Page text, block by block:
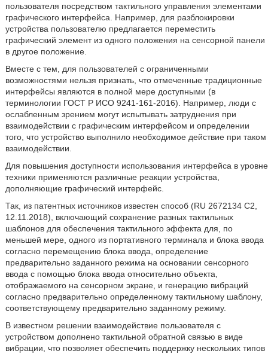
пользователя посредством тактильного управления элементами
графического интерфейса. Например, для разблокировки
устройства пользователю предлагается переместить
графический элемент из одного положения на сенсорной панели
в другое положение.
Вместе с тем, для пользователей с ограниченными
возможностями нельзя признать, что отмеченные традиционные
интерфейсы являются в полной мере доступными (в
терминологии ГОСТ Р ИСО 9241-161-2016). Например, люди с
ослабленным зрением могут испытывать затруднения при
взаимодействии с графическим интерфейсом и определении
того, что устройство выполнило необходимое действие при таком
взаимодействии.
Для повышения доступности использования интерфейса в уровне
техники применяются различные реакции устройства,
дополняющие графический интерфейс.
Так, из патентных источников известен способ (RU 2672134 C2,
12.11.2018), включающий сохранение разных тактильных
шаблонов для обеспечения тактильного эффекта для, по
меньшей мере, одного из портативного терминала и блока ввода
согласно перемещению блока ввода, определение
предварительно заданного режима на основании сенсорного
ввода с помощью блока ввода относительно объекта,
отображаемого на сенсорном экране, и генерацию вибраций
согласно предварительно определенному тактильному шаблону,
соответствующему предварительно заданному режиму.
В известном решении взаимодействие пользователя с
устройством дополнено тактильной обратной связью в виде
вибрации, что позволяет обеспечить поддержку нескольких типов